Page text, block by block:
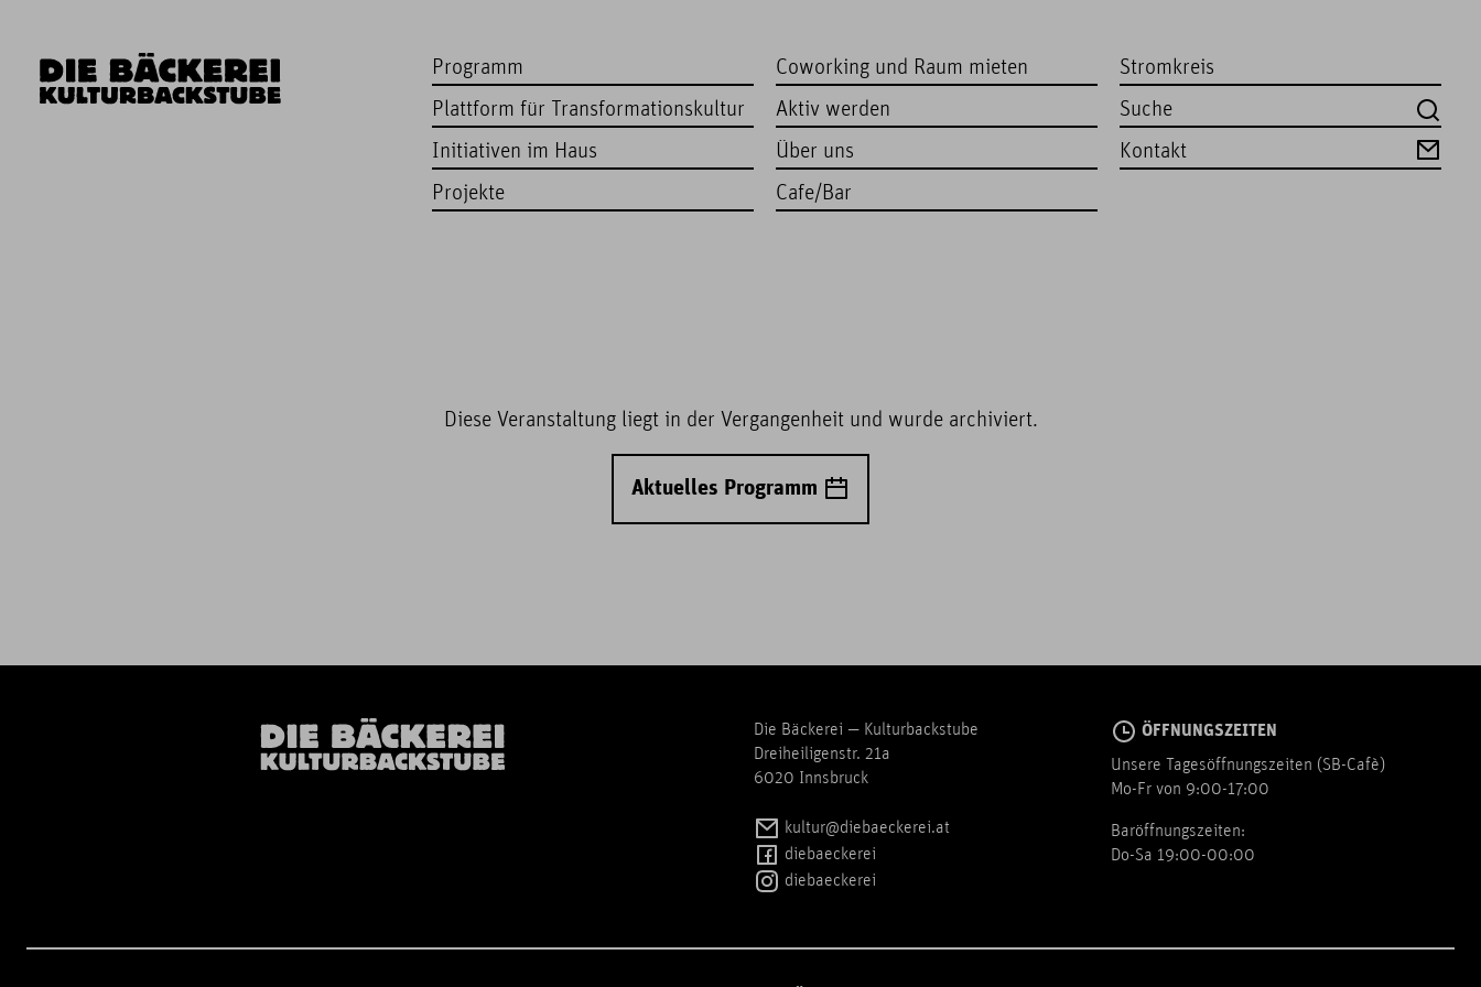
Programm
Plattform für Transformationskultur
Initiativen im Haus
Projekte
Coworking und Raum mieten
Aktiv werden
Über uns
Cafe/Bar
Stromkreis
Kontakt
Diese Veranstaltung liegt in der Vergangenheit und wurde archiviert.
Aktuelles Programm
Die Bäckerei — Kulturbackstube
Dreiheiligenstr. 21a
6020 Innsbruck
kultur@diebaeckerei.at
diebaeckerei
diebaeckerei
ÖFFNUNGSZEITEN
Unsere Tagesöffnungszeiten (SB-Cafè)
Mo-Fr von 9:00-17:00
Baröffnungszeiten:
Do-Sa 19:00-00:00